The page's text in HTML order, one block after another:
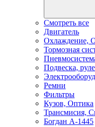
Смотреть все
Двигатель
Охлаждение,
Тормозная
Подвеска,
Ремни
Фильтры
Кузов, Оптика
Трансмисия,
Богдан А-1445